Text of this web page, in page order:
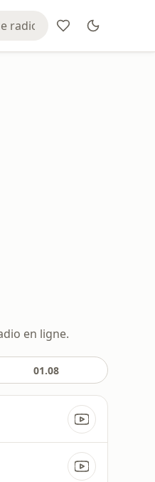
en ligne.
01.08